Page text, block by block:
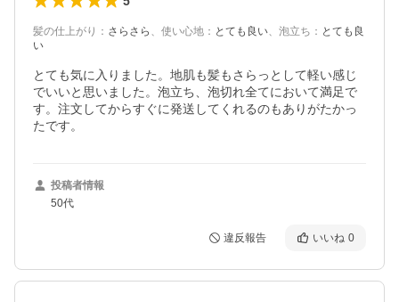
髪の仕上がり ： さらさら 、 使い心地 ： とても良い、 泡立ち ： とても良
い
とても気に入りました。地肌も髪もさらっとして軽い感じ
でいいと思いました。泡立ち、泡切れ全てにおいて満足で
す。注文してからすぐに発送してくれるのもありがたかっ
たです。
投稿者情報
50代
違反報告 いいね 0